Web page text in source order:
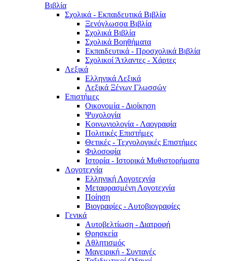
Βιβλία
Σχολικά - Εκπαιδευτικά Βιβλία
Ξενόγλωσσα Βιβλία
Σχολικά Βιβλία
Σχολικά Βοηθήματα
Εκπαιδευτικά - Προσχολικά Βιβλία
Σχολικοί Άτλαντες - Χάρτες
Λεξικά
Ελληνικά Λεξικά
Λεξικά Ξένων Γλωσσών
Επιστήμες
Οικονομία - Διοίκηση
Ψυχολογία
Κοινωνιολογία - Λαογραφία
Πολιτικές Eπιστήμες
Θετικές - Τεχνολογικές Επιστήμες
Φιλοσοφία
Ιστορία - Ιστορικά Μυθιστορήματα
Λογοτεχνία
Ελληνική Λογοτεχνία
Μεταφρασμένη Λογοτεχνία
Ποίηση
Βιογραφίες - Αυτοβιογραφίες
Γενικά
Αυτοβελτίωση - Διατροφή
Θρησκεία
Αθλητισμός
Μαγειρική - Συνταγές